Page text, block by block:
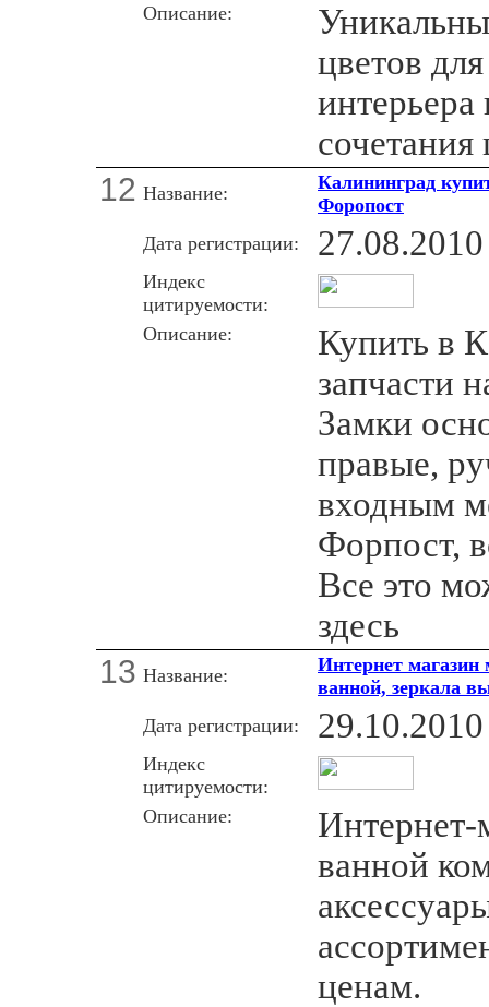
Описание:
цветов
сочетания
12 Название:
Калининград
Форопост
Дата регистрации:
27.08.2010
Индекс
цитируемости:
Описание:
Купить в
запчасти
Замки
правые,
входным
Форпост,
Все это
здесь
13 Название:
Интернет
ванной, зеркала
Дата регистрации:
29.10.2010
Индекс
цитируемости:
Описание:
Интернет-
ванной
ценам.